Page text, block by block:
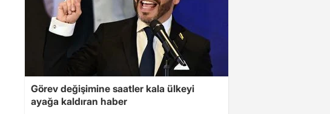
Görev değişimine saatler kala ülkeyi
ayağa kaldıran haber